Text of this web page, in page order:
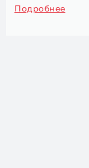
Подробнее